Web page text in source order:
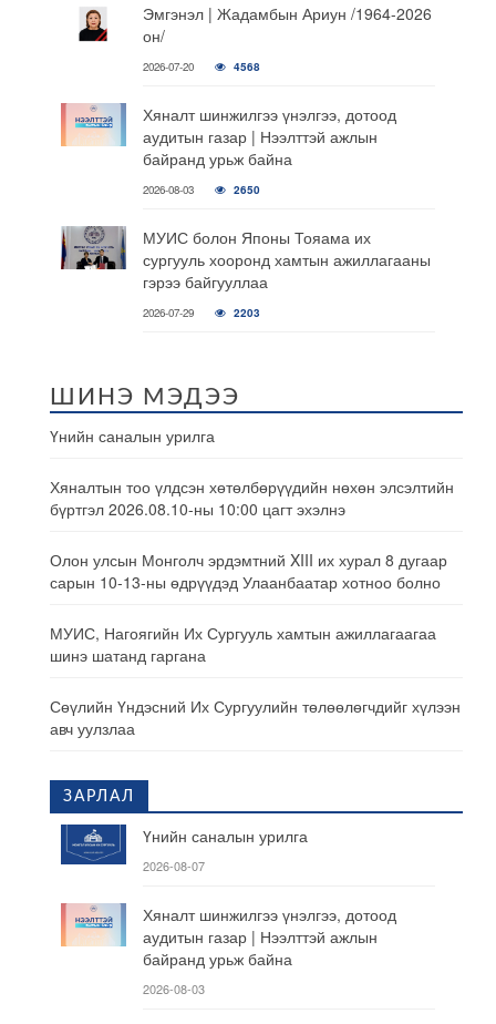
Эмгэнэл | Жадамбын Ариун /1964-2026
он/
2026-07-20 4568
Хяналт шинжилгээ үнэлгээ, дотоод
аудитын газар | Нээлттэй ажлын
байранд урьж байна
2026-08-03 2650
МУИС болон Японы Тояама их
сургууль хооронд хамтын ажиллагааны
гэрээ байгууллаа
2026-07-29 2203
ШИНЭ МЭДЭЭ
Үнийн саналын урилга
Хяналтын тоо үлдсэн хөтөлбөрүүдийн нөхөн элсэлтийн
бүртгэл 2026.08.10-ны 10:00 цагт эхэлнэ
Олон улсын Монголч эрдэмтний XIII их хурал 8 дугаар
сарын 10-13-ны өдрүүдэд Улаанбаатар хотноо болно
МУИС, Нагоягийн Их Сургууль хамтын ажиллагаагаа
шинэ шатанд гаргана
Сөүлийн Үндэсний Их Сургуулийн төлөөлөгчдийг хүлээн
авч уулзлаа
ЗАРЛАЛ
Үнийн саналын урилга
2026-08-07
Хяналт шинжилгээ үнэлгээ, дотоод
аудитын газар | Нээлттэй ажлын
байранд урьж байна
2026-08-03